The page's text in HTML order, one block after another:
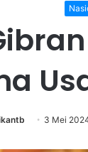
3 Mei